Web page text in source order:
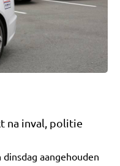
na inval, politie
aangehouden